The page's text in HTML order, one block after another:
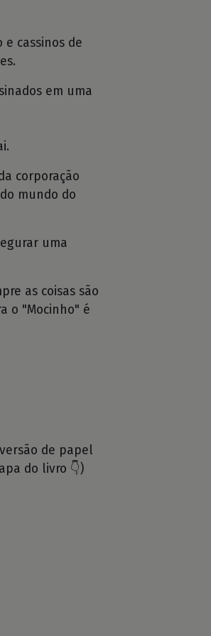
cassinos de
em uma
corporação
mundo do
uma
as coisas são
o "Mocinho" é
de papel
do livro 👇)